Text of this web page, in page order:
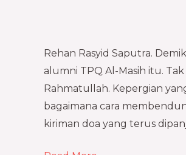
Rehan Rasyid Saputra.
alumni TPQ Al-Masih itu.
Rahmatullah. Kepergian
bagaimana cara
kiriman doa yang terus
Bingkisan
Cinta